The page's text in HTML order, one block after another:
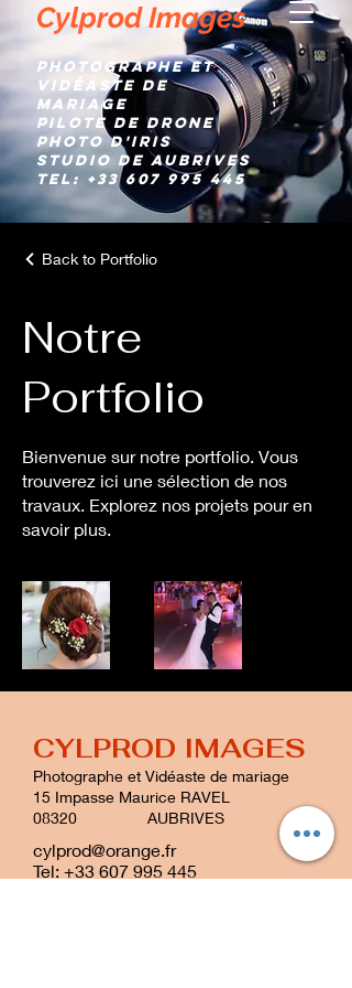
Cylprod Images
Photographe et
Vidéaste de
mariage
Pilote de Drone
Photo d'IRIS
Studio de AUBRIVES
TEL: +33 607 995 445
Back to Portfolio
Notre
Portfolio
Bienvenue sur notre portfolio. Vous
trouverez ici une sélection de nos
travaux. Explorez nos projets pour en
savoir plus.
CYLPROD IMAGES
Photographe et Vidéaste de mariage
15 Impasse Maurice RAVEL
08320 AUBRIVES
cylprod@orange.fr
Tel: +33 607 995 445